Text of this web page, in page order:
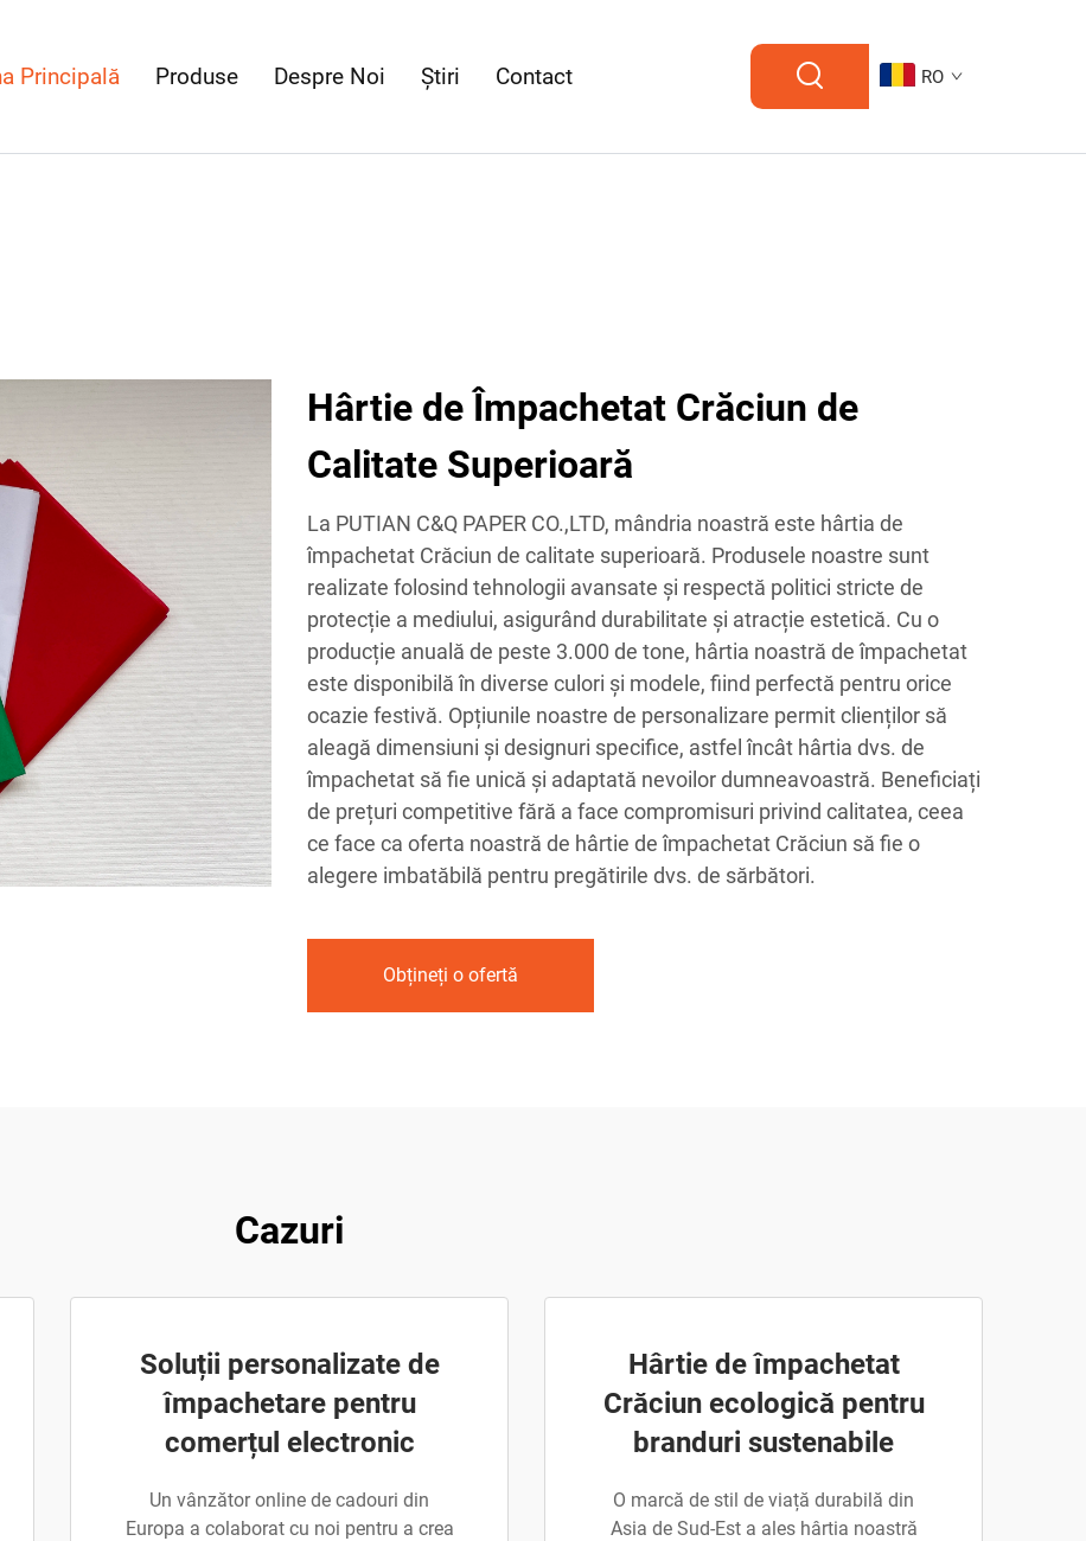
Principală Produse Despre Noi Știri Contact RO
Hârtie de Împachetat Crăciun de
Calitate Superioară
La PUTIAN C&Q PAPER CO.,LTD, mândria noastră este hârtia de
împachetat Crăciun de calitate superioară. Produsele noastre sunt
realizate folosind tehnologii avansate și respectă politici stricte de
protecție a mediului, asigurând durabilitate și atracție estetică. Cu o
producție anuală de peste 3.000 de tone, hârtia noastră de împachetat
este disponibilă în diverse culori și modele, fiind perfectă pentru orice
ocazie festivă. Opțiunile noastre de personalizare permit clienților să
aleagă dimensiuni și designuri specifice, astfel încât hârtia dvs. de
împachetat să fie unică și adaptată nevoilor dumneavoastră. Beneficiați
de prețuri competitive fără a face compromisuri privind calitatea, ceea
ce face ca oferta noastră de hârtie de împachetat Crăciun să fie o
alegere imbatăbilă pentru pregătirile dvs. de sărbători.
Obțineți o ofertă
Cazuri
Soluții personalizate de
împachetare pentru
comerțul electronic
Un vânzător online de cadouri din
Europa a colaborat cu noi pentru a crea
Hârtie de împachetat
Crăciun ecologică pentru
branduri sustenabile
O marcă de stil de viață durabilă din
Asia de Sud-Est a ales hârtia noastră